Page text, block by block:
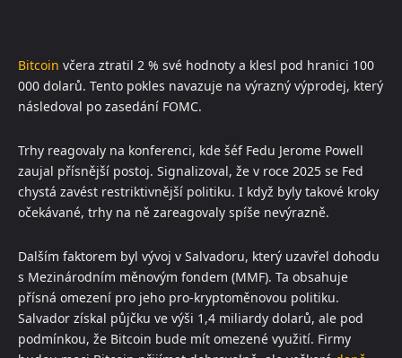
Bitcoin včera ztratil 2 % své hodnoty a klesl pod hranici 100
000 dolarů. Tento pokles navazuje na výrazný výprodej, který
následoval po zasedání FOMC.
Trhy reagovaly na konferenci, kde šéf Fedu Jerome Powell
zaujal přísnější postoj. Signalizoval, že v roce 2025 se Fed
chystá zavést restriktivnější politiku. I když byly takové kroky
očekávané, trhy na ně zareagovaly spíše nevýrazně.
Dalším faktorem byl vývoj v Salvadoru, který uzavřel dohodu
s Mezinárodním měnovým fondem (MMF). Ta obsahuje
přísná omezení pro jeho pro-kryptoměnovou politiku.
Salvador získal půjčku ve výši 1,4 miliardy dolarů, ale pod
podmínkou, že Bitcoin bude mít omezené využití. Firmy